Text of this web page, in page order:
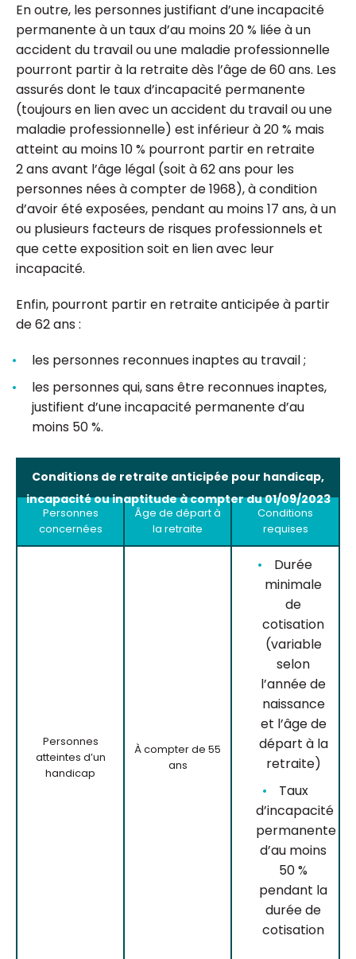
En outre, les personnes justifiant d’une incapacité
permanente à un taux d’au moins 20 % liée à un
accident du travail ou une maladie professionnelle
pourront partir à la retraite dès l’âge de 60 ans. Les
assurés dont le taux d’incapacité permanente
(toujours en lien avec un accident du travail ou une
maladie professionnelle) est inférieur à 20 % mais
atteint au moins 10 % pourront partir en retraite
2 ans avant l’âge légal (soit à 62 ans pour les
personnes nées à compter de 1968), à condition
d’avoir été exposées, pendant au moins 17 ans, à un
ou plusieurs facteurs de risques professionnels et
que cette exposition soit en lien avec leur
incapacité.
Enfin, pourront partir en retraite anticipée à partir
de 62 ans :
les personnes reconnues inaptes au travail ;
les personnes qui, sans être reconnues inaptes,
justifient d’une incapacité permanente d’au
moins 50 %.
Conditions de retraite anticipée pour handicap,
incapacité ou inaptitude à compter du 01/09/2023
Personnes
concernées
Âge de départ à
la retraite
Conditions
requises
Personnes
atteintes d’un
handicap
À compter de 55
ans
Durée
minimale
de
cotisation
(variable
selon
l’année de
naissance
et l’âge de
départ à la
retraite)
Taux
d’incapacité
permanente
d’au moins
50 %
pendant la
durée de
cotisation